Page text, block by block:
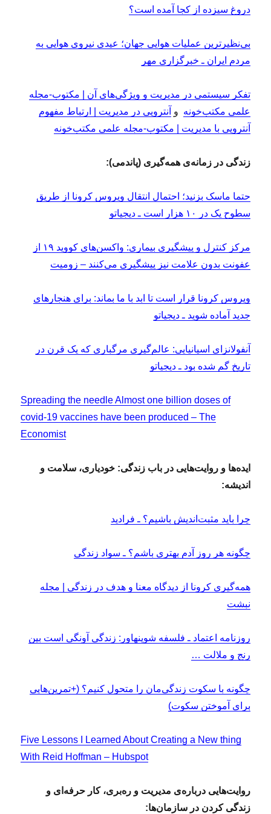
دروغ سیزده از کجا آمده است؟
بی‌نظیرترین عملیات هوایی جهان؛ عیدی نیروی هوایی به
مردم ایران ـ خبرگزاری مهر
تفکر سیستمی در مدیریت و ویژگی‌های آن | مکتوب-مجله
علمی مکتب‌خونه و آنتروپی در مدیریت | ارتباط مفهوم
آنتروپی با مدیریت | مکتوب-مجله علمی مکتب‌خونه
زندگی در زمانه‌ی همه‌گیری (پاندمی):
حتما ماسک بزنید؛ احتمال انتقال ویروس کرونا از طریق
سطوح یک در ۱۰ هزار است ـ دیجیاتو
مرکز کنترل و پیشگیری بیماری: واکسن‌های کووید ۱۹ از
عفونت بدون علامت نیز پیشگیری می‌کنند – زومیت
ویروس کرونا قرار است تا ابد با ما بماند: برای هنجارهای
جدید آماده شوید ـ دیجیاتو
آنفولانزای اسپانیایی: عالم‌گیری مرگباری که یک قرن در
تاریخ گم شده بود ـ دیجیاتو
Spreading the needle Almost one billion doses of
covid-19 vaccines have been produced – The
Economist
ایده‌ها و روایت‌هایی در باب زندگی: خودیاری، سلامت و
اندیشه:
چرا باید مثبت‌اندیش باشیم؟ ـ فرادید
چگونه هر روز آدم بهتری باشم؟ ـ سواد زندگی
همه‌گیری کرونا از دیدگاه معنا و هدف در زندگی | مجله
نبشت
روزنامه اعتماد ـ فلسفه شوپنهاور: زندگی آونگی است بین
رنج و ملالت …
چگونه با سکوت زندگی‌مان را متحول کنیم؟ (+تمرین‌هایی
برای آموختن سکوت)
Five Lessons I Learned About Creating a New thing
With Reid Hoffman – Hubspot
روایت‌هایی درباره‌ی مدیریت و ره‌بری، کار حرفه‌ای و
زندگی کردن در سازمان‌ها: